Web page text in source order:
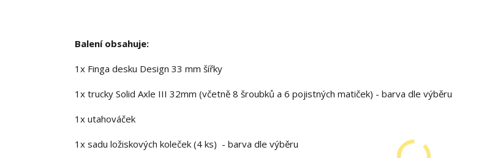
Balení obsahuje:
1x Finga desku Design 33 mm šířky
1x trucky Solid Axle III 32mm (včetně 8 šroubků a 6 pojistných matiček) - barva dle výběru
1x utahováček
1x sadu ložiskových koleček (4 ks) - barva dle výběru